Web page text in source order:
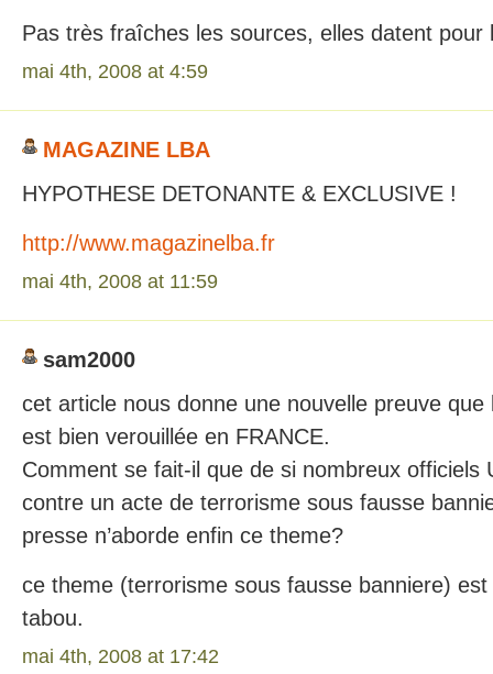
Pas très fraîches les sources, elles datent pour
mai 4th, 2008 at 4:59
MAGAZINE LBA
HYPOTHESE DETONANTE & EXCLUSIVE !
http://www.magazinelba.fr
mai 4th, 2008 at 11:59
sam2000
cet article nous donne une nouvelle preuve
est bien verouillée en FRANCE.
Comment se fait-il que de si nombreux officiels
contre un acte de terrorisme sous fausse
presse n’aborde enfin ce theme?
ce theme (terrorisme sous fausse banniere)
tabou.
mai 4th, 2008 at 17:42